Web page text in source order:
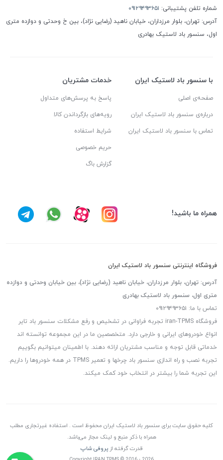
شماره تلفن پشتیبانی: ۰۹۱۲۹۴۹۳۶۵۱
آدرس: تهران، بلوار مرزداران، خیابان ناهید (رضایی نژاد)، بین خ وحدتی و دوازده متری
اول، سنسور باد لاستیک بهادری
با سنسور باد لاستیک ایران
صفحه‌ی اصلی
درباره‌ی سنسور باد لاستیک ایران
تماس با سنسور باد لاستیک ایران
خدمات مشتریان
پاسخ به پرسش‌های متداول
رویه‌های بازگرداندن کالا
شرایط استفاده
حریم خصوصی
گزارش باگ
همراه ما باشید!
فروشگاه اینترنتی سنسور باد لاستیک ایران
آدرس: تهران، بلوار مرزداران، خیابان ناهید (رضایی نژاد)، بین خیابان وحدتی و دوازده
متری اول، سنسور باد لاستیک بهادری
تماس با ما: ۰۹۱۲۹۴۹۳۶۵۱
فروشگاه iran-TPMS تجربه فراوانی در تشخیص و رفع مشکلات سنسور باد تایر
انواع خودروهای ایرانی و خارجی دارد. متخصصین ما در این مجموعه توانسته اند
خدماتی قابل توجه و مناسب مشتریان ارائه دهند. با اطمینان میتوانیم بگوییم
تجربه نصب و راه اندازی سنسور باد چرخها و تعمیر TPMS در همه خودروها را داریم.
این تجربه شما را بیشتر در انتخاب خود کمک میکند.
کلیه حقوق سایت برای سنسور باد لاستیک ایران محفوظ است . استفاده غیرتجاری مطلب
همراه با ذکر منبع و لینک مجاز می‌باشد.
قدرت گرفته ازپروفی شاپ